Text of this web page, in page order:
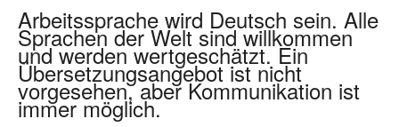
Arbeitssprache wird Deutsch sein. Alle
Sprachen der Welt sind willkommen
und werden wertgeschätzt. Ein
Übersetzungsangebot ist nicht
vorgesehen, aber Kommunikation ist
immer möglich.